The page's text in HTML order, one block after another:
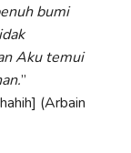
bumi
Aku temui
”
(Arbain